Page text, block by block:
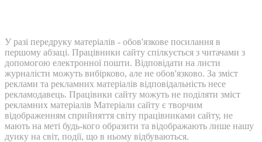
У разі передруку матеріалів - обов'язкове посилання в
першому абзаці. Працівники сайту спілкується з читачами з
допомогою електронної пошти. Відповідати на листи
журналісти можуть вибірково, але не обов'язково. За зміст
реклами та рекламних матеріалів відповідальність несе
рекламодавець. Працівнки сайту можуть не поділяти зміст
рекламних матеріалів Матеріали сайту є творчим
відображенням сприйняття світу працівниками сайту, не
мають на меті будь-кого образити та відображають лише нашу
дуику на світ, події, що в ньому відбуваються.